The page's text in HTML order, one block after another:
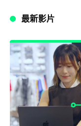
最新影片